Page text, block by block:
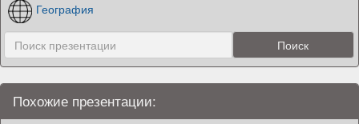
География
Похожие презентации: